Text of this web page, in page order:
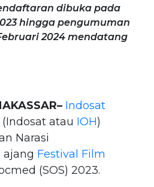
dibuka pada
hingga pengumuman
2024 mendatang
Indosat
(Indosat atau IOH)
Narasi
ajang Festival Film
(SOS) 2023.